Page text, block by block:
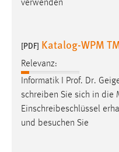
verwenden
[PDF] Katalog-WPM
Relevanz:
Informatik I Prof. Dr.
schreiben Sie sich in die
Einschreibeschlüssel
und besuchen Sie